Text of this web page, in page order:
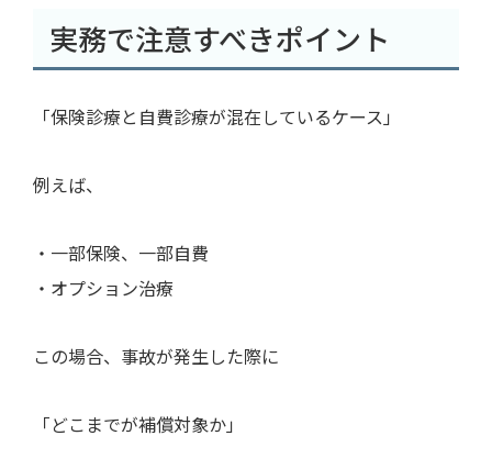
実務で注意すべきポイント
「保険診療と自費診療が混在しているケース」
例えば、
・一部保険、一部自費
・オプション治療
この場合、事故が発生した際に
「どこまでが補償対象か」